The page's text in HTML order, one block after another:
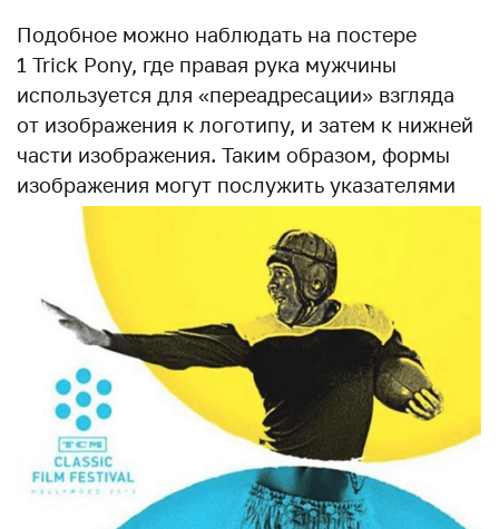
Подобное можно наблюдать на постере
1 Trick Pony, где правая рука мужчины
используется для «переадресации» взгляда
от изображения к логотипу, и затем к нижней
части изображения. Таким образом, формы
изображения могут послужить указателями